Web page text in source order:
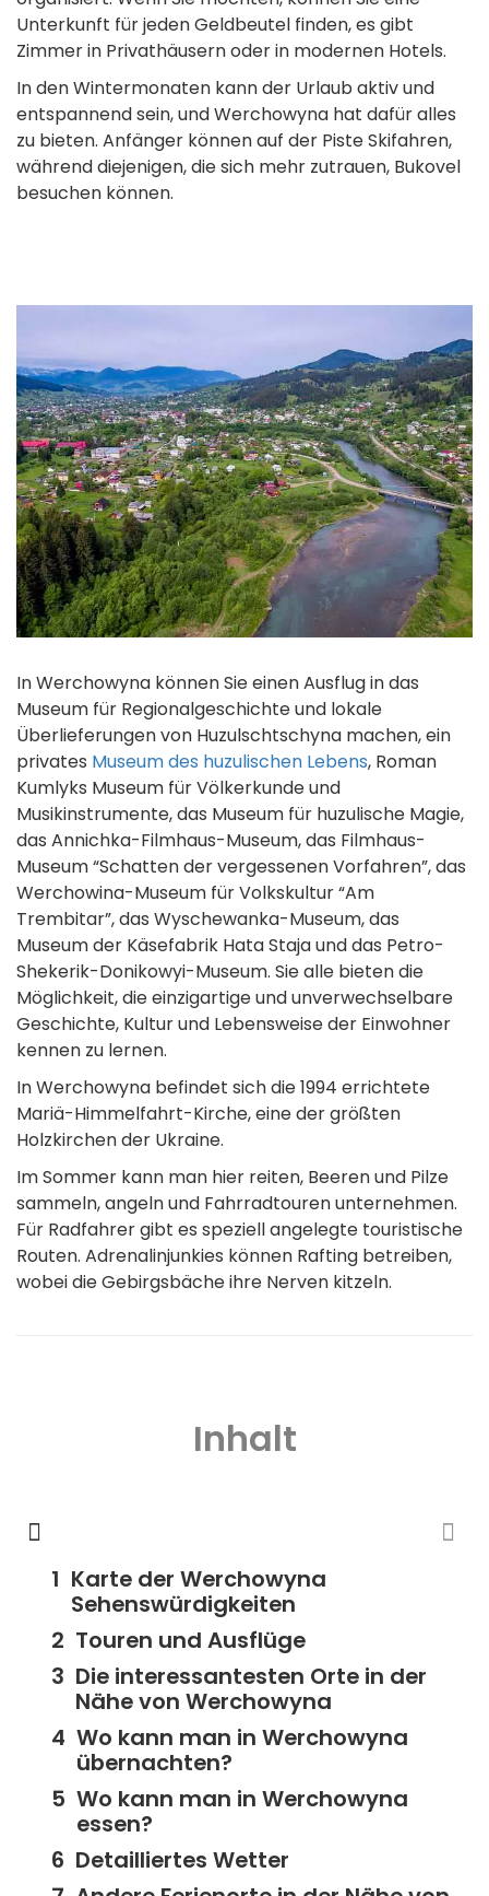
Unterkunft für jeden Geldbeutel finden, es gibt
Zimmer in Privathäusern oder in modernen Hotels.
In den Wintermonaten kann der Urlaub aktiv und
entspannend sein, und Werchowyna hat dafür alles
zu bieten. Anfänger können auf der Piste Skifahren,
während diejenigen, die sich mehr zutrauen, Bukovel
besuchen können.
In Werchowyna können Sie einen Ausflug in das
Museum für Regionalgeschichte und lokale
Überlieferungen von Huzulschtschyna machen, ein
privates Museum des huzulischen Lebens, Roman
Kumlyks Museum für Völkerkunde und
Musikinstrumente, das Museum für huzulische Magie,
das Annichka-Filmhaus-Museum, das Filmhaus-
Museum “Schatten der vergessenen Vorfahren”, das
Werchowina-Museum für Volkskultur “Am
Trembitar”, das Wyschewanka-Museum, das
Museum der Käsefabrik Hata Staja und das Petro-
Shekerik-Donikowyi-Museum. Sie alle bieten die
Möglichkeit, die einzigartige und unverwechselbare
Geschichte, Kultur und Lebensweise der Einwohner
kennen zu lernen.
In Werchowyna befindet sich die 1994 errichtete
Mariä-Himmelfahrt-Kirche, eine der größten
Holzkirchen der Ukraine.
Im Sommer kann man hier reiten, Beeren und Pilze
sammeln, angeln und Fahrradtouren unternehmen.
Für Radfahrer gibt es speziell angelegte touristische
Routen. Adrenalinjunkies können Rafting betreiben,
wobei die Gebirgsbäche ihre Nerven kitzeln.
Inhalt
Karte der Werchowyna
Sehenswürdigkeiten
Touren und Ausflüge
Die interessantesten Orte in der
Nähe von Werchowyna
Wo kann man in Werchowyna
übernachten?
Wo kann man in Werchowyna
essen?
Detailliertes Wetter